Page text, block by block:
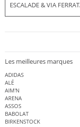
ESCALADE & VIA
Les meilleures marques
ADIDAS
ALÉ
AIM'N
ARENA
ASSOS
BABOLAT
BIRKENSTOCK